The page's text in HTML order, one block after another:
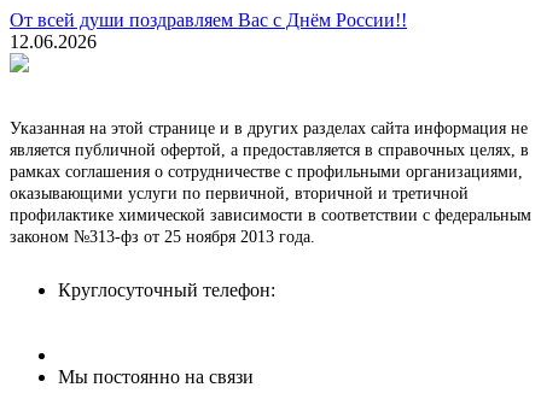
От всей души поздравляем Вас с Днём России!!
12.06.2026
Указанная на этой странице и в других разделах сайта информация не
является публичной офертой, а предоставляется в справочных целях, в
рамках соглашения о сотрудничестве с профильными организациями,
оказывающими услуги по первичной, вторичной и третичной
профилактике химической зависимости в соответствии с федеральным
законом №313-фз от 25 ноября 2013 года.
Круглосуточный телефон:
Мы постоянно на связи